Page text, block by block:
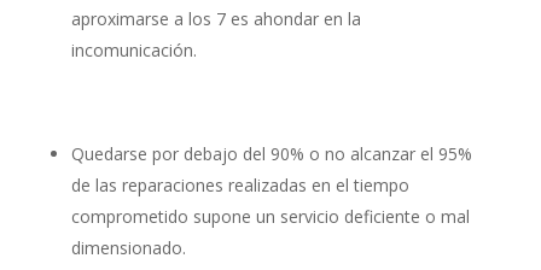
aproximarse a los 7 es ahondar en la
incomunicación.
Quedarse por debajo del 90% o no alcanzar el 95%
de las reparaciones realizadas en el tiempo
comprometido supone un servicio deficiente o mal
dimensionado.